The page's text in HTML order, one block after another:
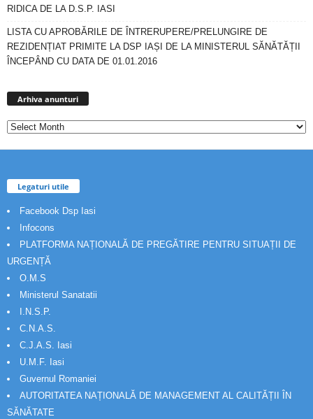
RIDICA DE LA D.S.P. IASI
LISTA CU APROBĂRILE DE ÎNTRERUPERE/PRELUNGIRE DE
REZIDENȚIAT PRIMITE LA DSP IAȘI DE LA MINISTERUL SĂNĂTĂȚII
ÎNCEPÂND CU DATA DE 01.01.2016
Arhiva anunturi
Legaturi utile
Facebook Dsp Iasi
Infocons
PLATFORMA NAȚIONALĂ DE PREGĂTIRE PENTRU SITUAȚII DE
URGENȚĂ
O.M.S
Ministerul Sanatatii
I.N.S.P.
C.N.A.S.
C.J.A.S. Iasi
U.M.F. Iasi
Guvernul Romaniei
AUTORITATEA NAȚIONALĂ DE MANAGEMENT AL CALITĂȚII ÎN
SĂNĂTATE